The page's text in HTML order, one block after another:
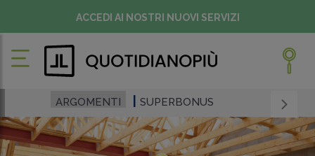
ACCEDI AI NOSTRI NUOVI SERVIZI
ARGOMENTI SUPERBONUS